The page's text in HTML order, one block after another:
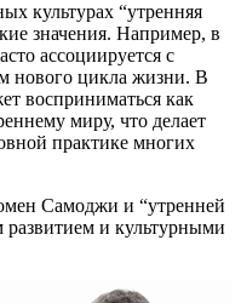
культурах “утренняя
значения. Например, в
ассоциируется с
нового цикла жизни. В
восприниматься как
миру, что делает
практике многих
Самоджи и “утренней
развитием и культурными